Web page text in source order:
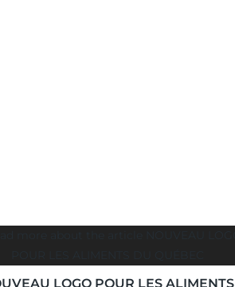
LOGO POUR LES ALIMENTS